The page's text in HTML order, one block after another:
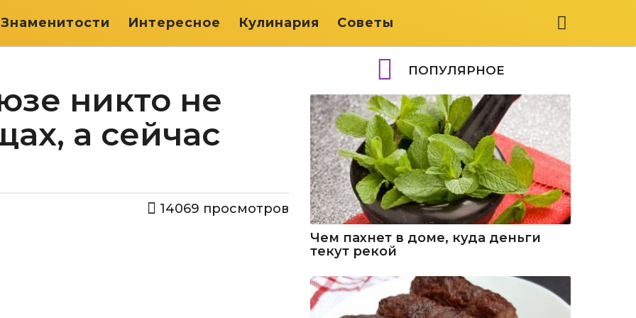
Знаменитости Интересное Кулинария Советы
никто не
а сейчас
14069 просмотров
ПОПУЛЯРНОЕ
Чем пахнет в доме, куда деньги
текут рекой